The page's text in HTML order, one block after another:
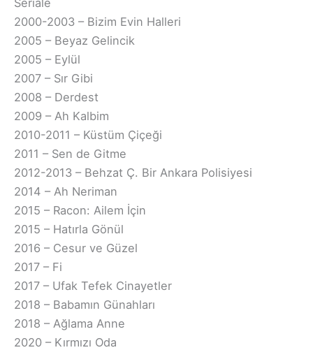
2000-2003 – Bizim Evin Halleri
2005 – Beyaz Gelincik
2005 – Eylül
2007 – Sır Gibi
2008 – Derdest
2009 – Ah Kalbim
2010-2011 – Küstüm Çiçeği
2011 – Sen de Gitme
2012-2013 – Behzat Ç. Bir Ankara Polisiyesi
2014 – Ah Neriman
2015 – Racon: Ailem İçin
2015 – Hatırla Gönül
2016 – Cesur ve Güzel
2017 – Fi
2017 – Ufak Tefek Cinayetler
2018 – Babamın Günahları
2018 – Ağlama Anne
2020 – Kırmızı Oda